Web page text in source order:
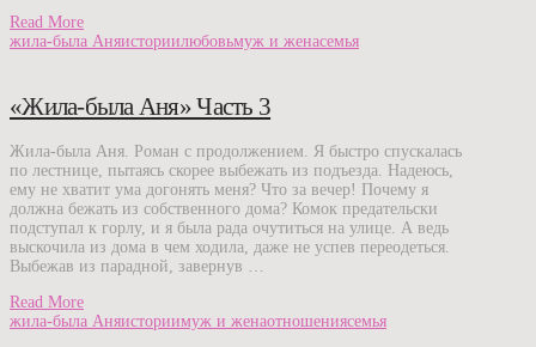
Read More
жила-была Аняисториилюбовьмуж и женасемья
«Жила-была Аня» Часть 3
Жила-была Аня. Роман с продолжением. Я быстро спускалась
по лестнице, пытаясь скорее выбежать из подъезда. Надеюсь,
ему не хватит ума догонять меня? Что за вечер! Почему я
должна бежать из собственного дома? Комок предательски
подступал к горлу, и я была рада очутиться на улице. А ведь
выскочила из дома в чем ходила, даже не успев переодеться.
Выбежав из парадной, завернув …
Read More
жила-была Аняисториимуж и женаотношениясемья